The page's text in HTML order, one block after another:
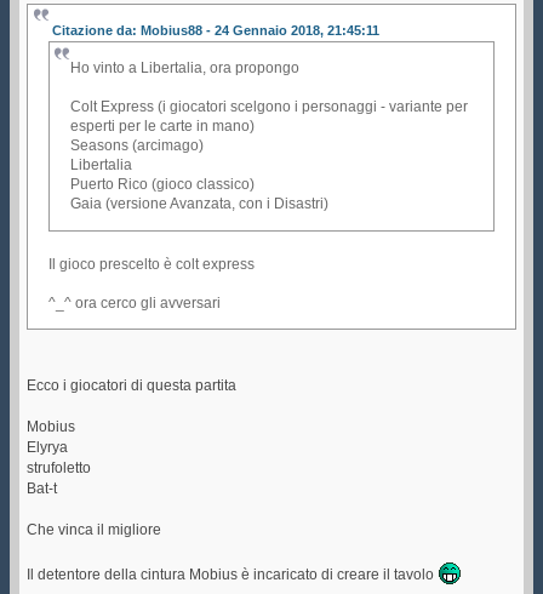
Citazione da: Mobius88 - 24 Gennaio 2018, 21:45:11
Ho vinto a Libertalia, ora propongo
Colt Express (i giocatori scelgono i personaggi - variante per
esperti per le carte in mano)
Seasons (arcimago)
Libertalia
Puerto Rico (gioco classico)
Gaia (versione Avanzata, con i Disastri)
Il gioco prescelto è colt express
^_^ ora cerco gli avversari
Ecco i giocatori di questa partita
Mobius
Elyrya
strufoletto
Bat-t
Che vinca il migliore
Il detentore della cintura Mobius è incaricato di creare il tavolo